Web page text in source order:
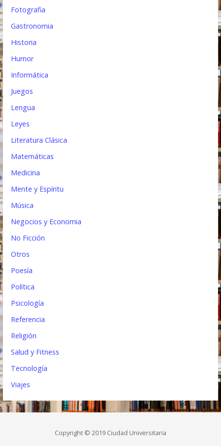
Fotografia
Gastronomia
Historia
Humor
Informática
Juegos
Lengua
Leyes
Literatura Clásica
Matemáticas
Medicina
Mente y Espíritu
Música
Negocios y Economia
No Ficción
Otros
Poesía
Política
Psicología
Referencia
Religión
Salud y Fitness
Tecnología
Viajes
Copyright © 2019 Ciudad Universitaria